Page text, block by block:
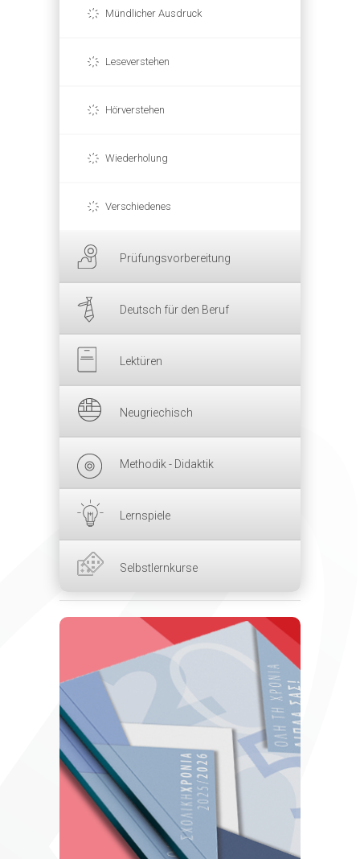
Mündlicher Ausdruck
Leseverstehen
Hörverstehen
Wiederholung
Verschiedenes
Prüfungsvorbereitung
Deutsch für den Beruf
Lektüren
Neugriechisch
Methodik - Didaktik
Lernspiele
Selbstlernkurse